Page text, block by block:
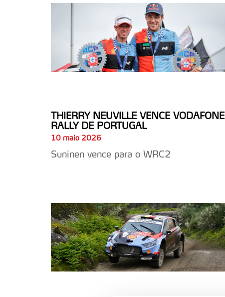
THIERRY NEUVILLE VENCE VODAFONE
RALLY DE PORTUGAL
10 maio 2026
Suninen vence para o WRC2